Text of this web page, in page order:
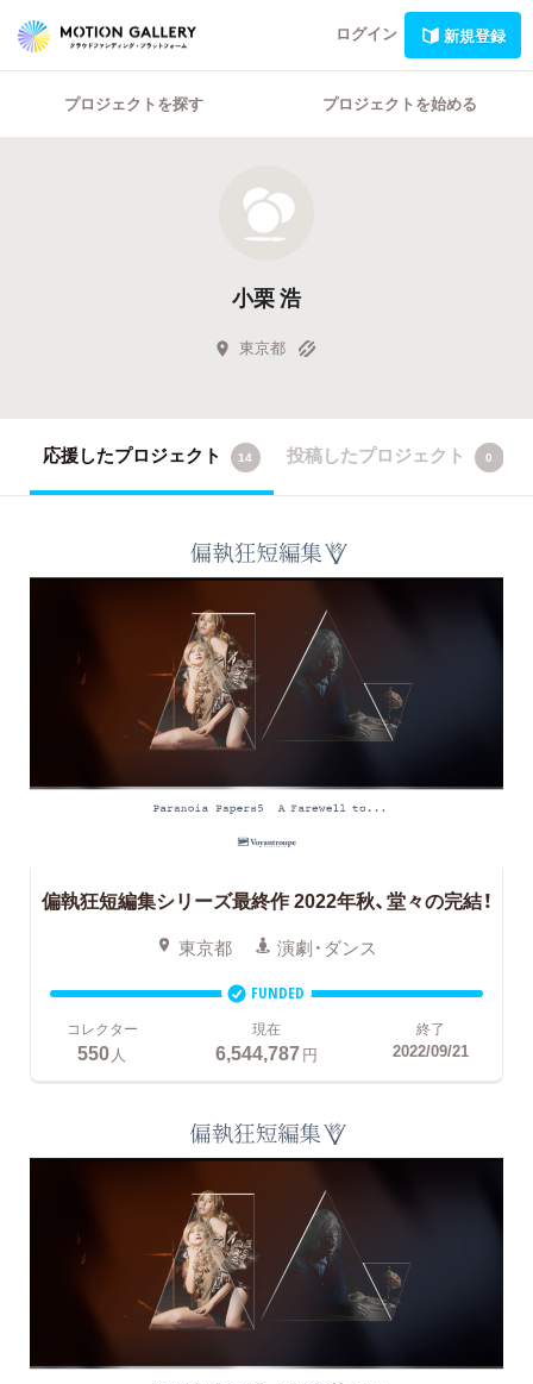
ログイン 新規登録
プロジェクトを探す プロジェクトを始める
小栗 浩
東京都
応援したプロジェクト 14 投稿したプロジェクト 0
偏執狂短編集シリーズ最終作 2022年秋、堂々の完結！
東京都 演劇・ダンス
FUNDED
コレクター
550 人
現在
6,544,787円
終了
2022/09/21